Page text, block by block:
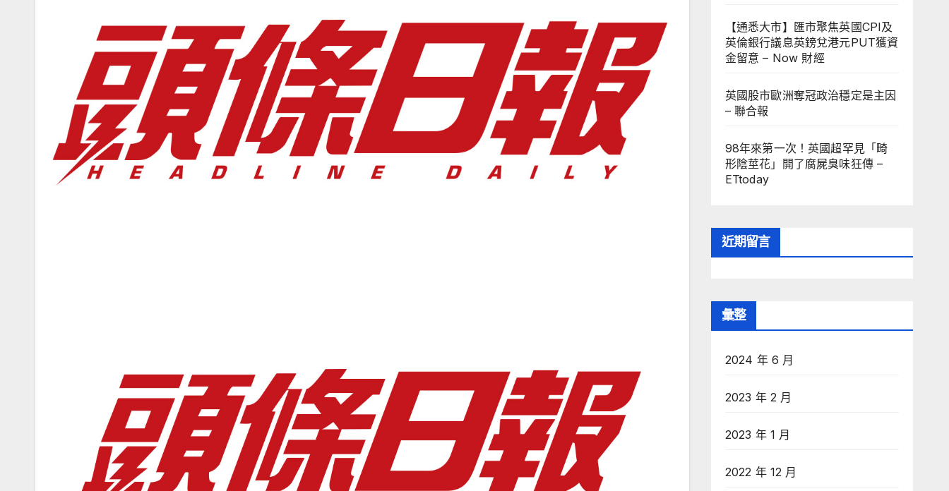
【通悉大市】匯市聚焦英國CPI及
英倫銀行議息英鎊兌港元PUT獲資
金留意 – Now 財經
英國股市歐洲奪冠政治穩定是主因
– 聯合報
98年來第一次！英國超罕見「畸
形陰莖花」開了腐屍臭味狂傳 –
ETtoday
近期留言
彙整
2024 年 6 月
2023 年 2 月
2023 年 1 月
2022 年 12 月